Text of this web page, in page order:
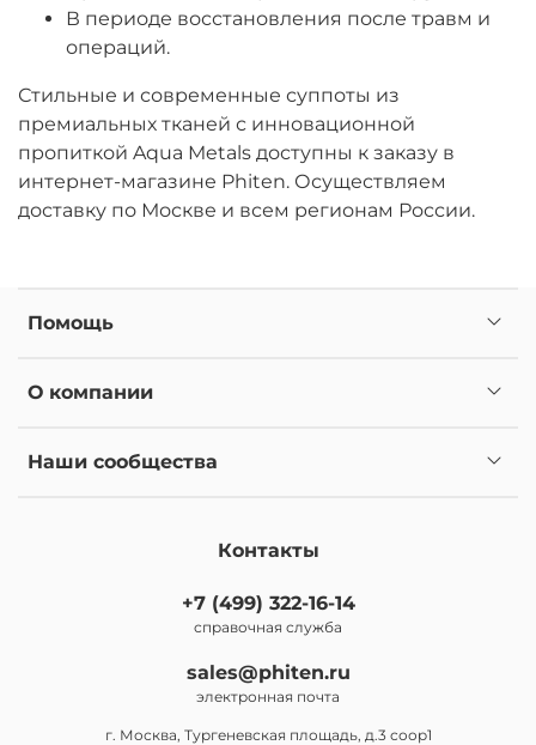
В периоде восстановления после травм и
операций.
Стильные и современные суппоты из
премиальных тканей с инновационной
пропиткой Aqua Metals доступны к заказу в
интернет-магазине Phiten. Осуществляем
доставку по Москве и всем регионам России.
Помощь
О компании
Наши сообщества
Контакты
+7 (499) 322-16-14
справочная служба
sales@phiten.ru
электронная почта
г. Москва, Тургеневская площадь, д.3 соор1